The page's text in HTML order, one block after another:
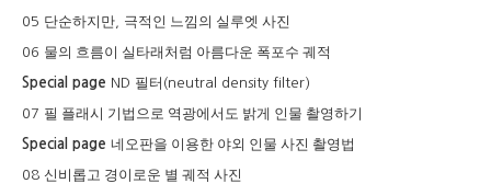
05 단순하지만 극적인 느낌의 실루엣 사진
06 물의 흐름이 실타래처럼 아름다운 폭포수 궤적
Special page ND 필터 (neutral density filter)
07 필 플래시 기법으로 역광에서도 밝게 인물 촬영하기
Special page 네오판을 이용한 야외 인물 사진 촬영법
08 신비롭고 경이로운 별 궤적 사진